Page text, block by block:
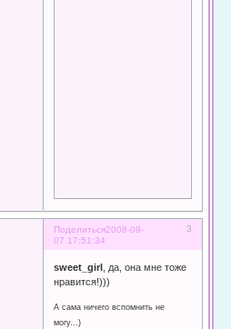
Поделиться 3
2008-09-
07 17:51:34
sweet_girl , да, она мне тоже
нравится!)))
А сама ничего вспомнить не
могу...)